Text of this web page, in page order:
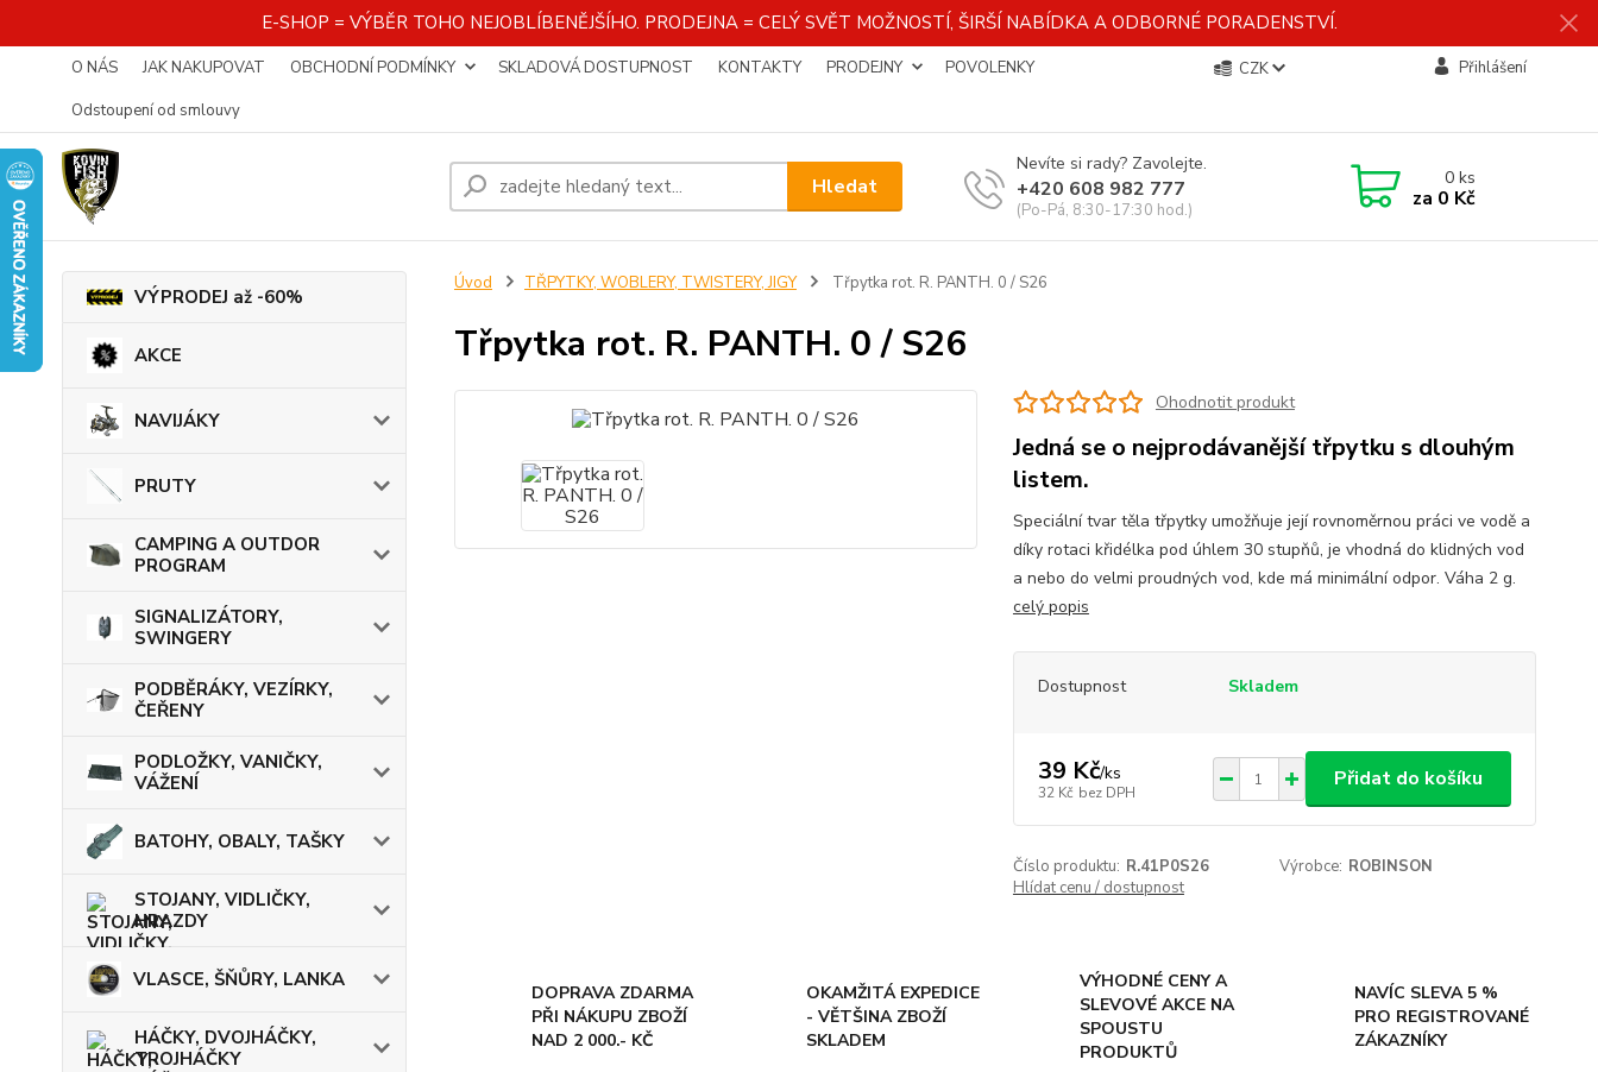
E-SHOP = VÝBĚR TOHO NEJOBLÍBENĚJŠÍHO. PRODEJNA = CELÝ SVĚT MOŽNOSTÍ, ŠIRŠÍ NABÍDKA A ODBORNÉ PORADENSTVÍ.
O NÁS JAK NAKUPOVAT OBCHODNÍ PODMÍNKY SKLADOVÁ DOSTUPNOST KONTAKTY PRODEJNY
POVOLENKY
Odstoupení od smlouvy
CZK Přihlášení
Hledat
Nevíte si rady? Zavolejte.
+420 608 982 777
(Po-Pá, 8:30-17:30 hod.)
0ks
za 0 Kč
VÝPRODEJ až -60%
AKCE
NAVIJÁKY
PRUTY
CAMPING A OUTDOR
PROGRAM
SIGNALIZÁTORY,
SWINGERY
PODBĚRÁKY, VEZÍRKY,
ČEŘENY
PODLOŽKY, VANIČKY,
VÁŽENÍ
BATOHY, OBALY, TAŠKY
STOJANY, VIDLIČKY,
HRAZDY
VLASCE, ŠŇŮRY, LANKA
HÁČKY, DVOJHÁČKY,
TROJHÁČKY
Úvod TŘPYTKY, WOBLERY, TWISTERY, JIGY Třpytka rot. R. PANTH. 0 / S26
Třpytka rot. R. PANTH. 0 / S26
Ohodnotit produkt
Jedná se o nejprodávanější třpytku s dlouhým
listem.
Speciální tvar těla třpytky umožňuje její rovnoměrnou práci ve vodě a
díky rotaci křidélka pod úhlem 30 stupňů, je vhodná do klidných vod
a nebo do velmi proudných vod, kde má minimální odpor. Váha 2 g.
celý popis
Dostupnost Skladem
39 Kč/ks
32 Kč bez DPH
Přidat do košíku
Číslo produktu: R.41P0S26 Výrobce: ROBINSON
Hlídat cenu / dostupnost
DOPRAVA ZDARMA
PŘI NÁKUPU ZBOŽÍ
NAD 2 000.- KČ
OKAMŽITÁ EXPEDICE
- VĚTŠINA ZBOŽÍ
SKLADEM
VÝHODNÉ CENY A
SLEVOVÉ AKCE NA
SPOUSTU
PRODUKTŮ
NAVÍC SLEVA 5 %
PRO REGISTROVANÉ
ZÁKAZNÍKY